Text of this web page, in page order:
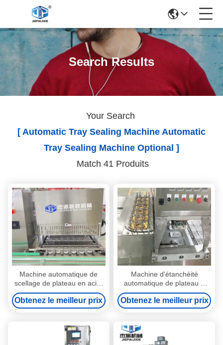
Search Results
Your Search
[ Automatic Tray Sealing Machine Automatic
Tray Sealing Machine Optional ]
Match 41 Produits
Machine automatique de
scellage de plateau en acier
inoxydable à haute
résistance de scellage
Obtenez le meilleur prix
Machine d'étanchéité
automatique de plateau à
commande PLC Machine
d'emballage en acier
inoxydable
Obtenez le meilleur prix